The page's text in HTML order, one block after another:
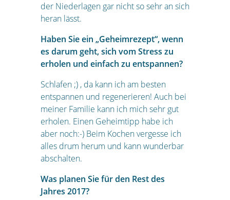
der Niederlagen gar nicht so sehr an sich
heran lässt.
Haben Sie ein „Geheimrezept“, wenn
es darum geht, sich vom Stress zu
erholen und einfach zu entspannen?
Schlafen ;) , da kann ich am besten
entspannen und regenerieren! Auch bei
meiner Familie kann ich mich sehr gut
erholen. Einen Geheimtipp habe ich
aber noch:-) Beim Kochen vergesse ich
alles drum herum und kann wunderbar
abschalten.
Was planen Sie für den Rest des
Jahres 2017?